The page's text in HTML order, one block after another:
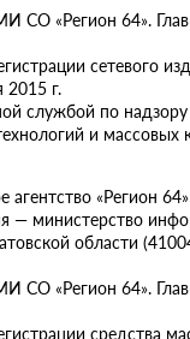
СО «Регион 64».
сетевого
2015 г.
службой по надзору
и массовых
«Регион 64»
— министерство
области
СО «Регион 64».
средства